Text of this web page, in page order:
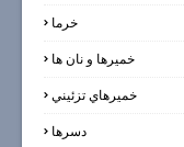
خرما
خميرها و نان ها
خميرهاي تزئيني
دسرها